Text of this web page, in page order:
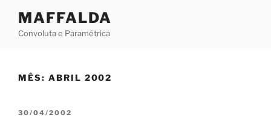
content
MAFFALDA
Convoluta e Paramétrica
MÊS: ABRIL 2002
POSTED
30/04/2002